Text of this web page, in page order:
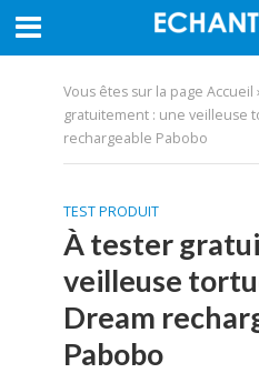
Vous êtes sur la page Accueil
gratuitement : une veilleuse
rechargeable Pabobo
TEST PRODUIT
À tester
veilleuse
Dream
Pabobo